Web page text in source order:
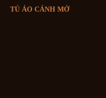
TỦ ÁO CÁNH MỞ